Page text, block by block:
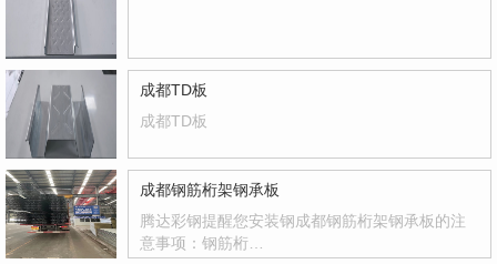
成都TD板
成都TD板
成都钢筋桁架钢承板
腾达彩钢提醒您安装钢成都钢筋桁架钢承板的注
意事项：钢筋桁…